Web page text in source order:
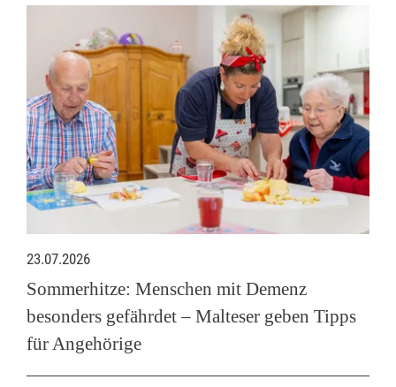
23.07.2026
Sommerhitze: Menschen mit Demenz
besonders gefährdet – Malteser geben Tipps
für Angehörige